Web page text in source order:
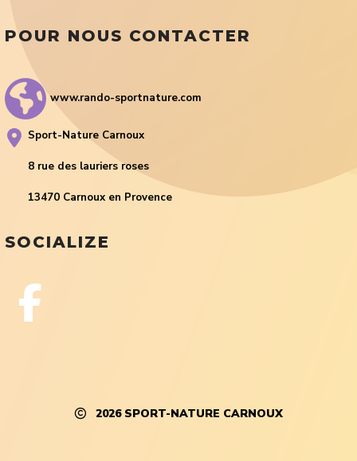
POUR NOUS CONTACTER
www.rando-sportnature.com
Sport-Nature Carnoux
8 rue des lauriers roses
13470 Carnoux en Provence
SOCIALIZE
2026 SPORT-NATURE CARNOUX